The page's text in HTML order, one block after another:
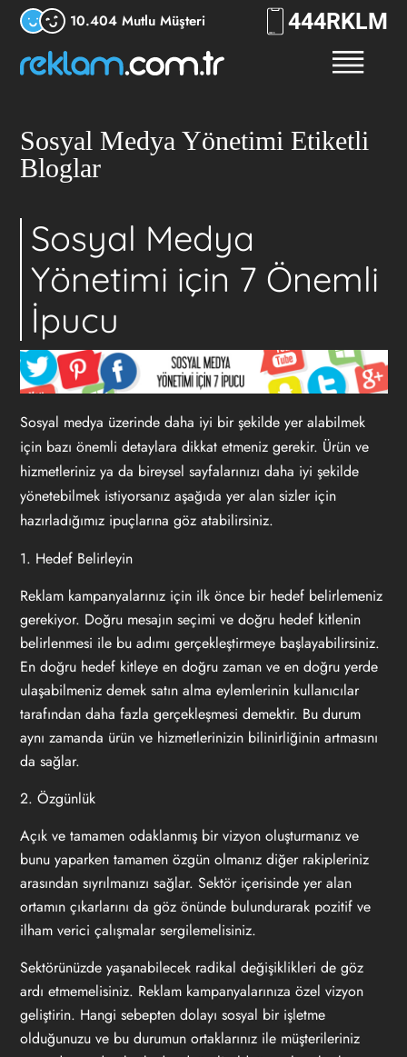
10.404 Mutlu Müşteri 444RKLM
Sosyal Medya Yönetimi Etiketli
Bloglar
Sosyal Medya
Yönetimi için 7 Önemli
İpucu
Sosyal medya üzerinde daha iyi bir şekilde yer alabilmek
için bazı önemli detaylara dikkat etmeniz gerekir. Ürün ve
hizmetleriniz ya da bireysel sayfalarınızı daha iyi şekilde
yönetebilmek istiyorsanız aşağıda yer alan sizler için
hazırladığımız ipuçlarına göz atabilirsiniz.
1. Hedef Belirleyin
Reklam kampanyalarınız için ilk önce bir hedef belirlemeniz
gerekiyor. Doğru mesajın seçimi ve doğru hedef kitlenin
belirlenmesi ile bu adımı gerçekleştirmeye başlayabilirsiniz.
En doğru hedef kitleye en doğru zaman ve en doğru yerde
ulaşabilmeniz demek satın alma eylemlerinin kullanıcılar
tarafından daha fazla gerçekleşmesi demektir. Bu durum
aynı zamanda ürün ve hizmetlerinizin bilinirliğinin artmasını
da sağlar.
2. Özgünlük
Açık ve tamamen odaklanmış bir vizyon oluşturmanız ve
bunu yaparken tamamen özgün olmanız diğer rakipleriniz
arasından sıyrılmanızı sağlar. Sektör içerisinde yer alan
ortamın çıkarlarını da göz önünde bulundurarak pozitif ve
ilham verici çalışmalar sergilemelisiniz.
Sektörünüzde yaşanabilecek radikal değişiklikleri de göz
ardı etmemelisiniz. Reklam kampanyalarınıza özel vizyon
geliştirin. Hangi sebepten dolayı sosyal bir işletme
olduğunuzu ve bu durumun ortaklarınız ile müşterileriniz